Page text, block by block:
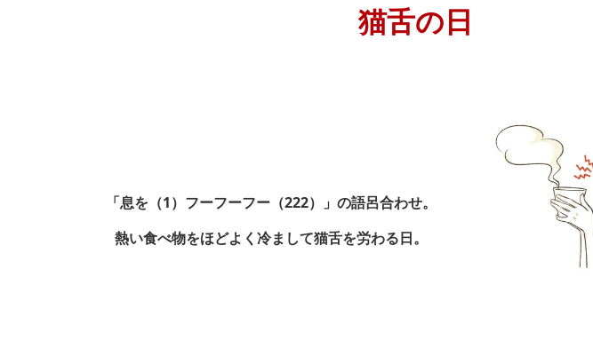
猫舌の日
「息を（1）フーフーフー（222）」の語呂合わせ。
熱い食べ物をほどよく冷まして猫舌を労わる日。